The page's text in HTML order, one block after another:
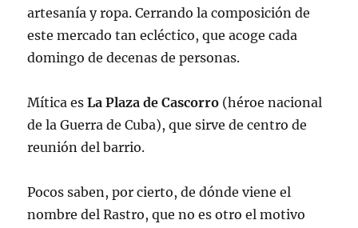
artesanía y ropa. Cerrando la composición de
este mercado tan ecléctico, que acoge cada
domingo de decenas de personas.
Mítica esLa Plaza de Cascorro (héroe nacional
de la Guerra de Cuba), que sirve de centro de
reunión del barrio.
Pocos saben, por cierto, de dónde viene el
nombre del Rastro, que no es otro el motivo